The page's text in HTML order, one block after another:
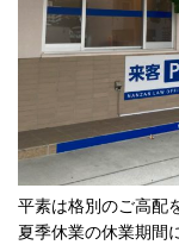
平素は格別のご高配
夏季休業の休業期間